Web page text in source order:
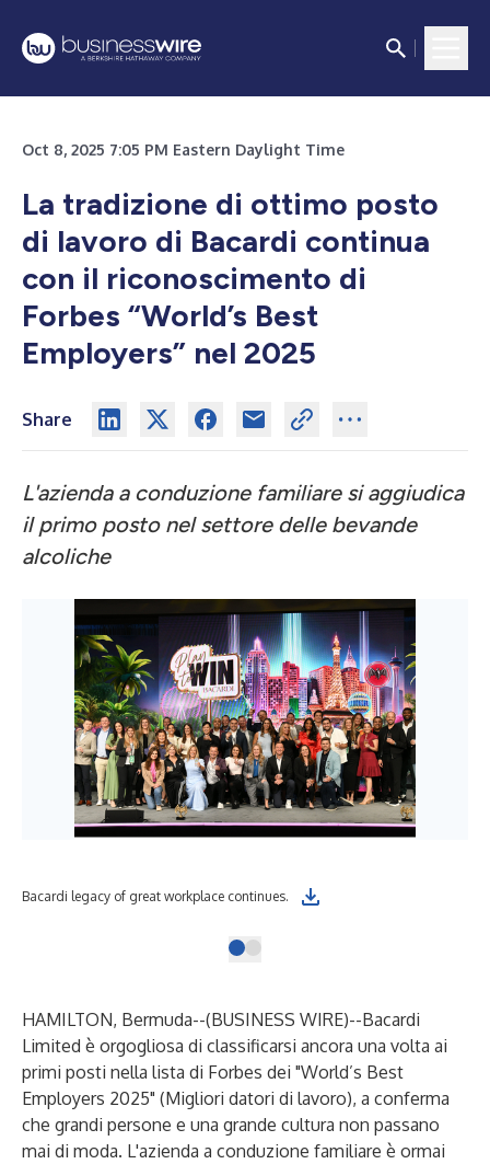
Oct 8, 2025 7:05 PM Eastern Daylight Time
La tradizione di ottimo posto
di lavoro di Bacardi continua
con il riconoscimento di
Forbes “World’s Best
Employers” nel 2025
Share
L'azienda a conduzione familiare si aggiudica
il primo posto nel settore delle bevande
alcoliche
Bacardi legacy of great workplace continues.
HAMILTON, Bermuda--(BUSINESS WIRE)--Bacardi
Limited è orgogliosa di classificarsi ancora una volta ai
primi posti nella lista di Forbes dei "World’s Best
Employers 2025" (Migliori datori di lavoro), a conferma
che grandi persone e una grande cultura non passano
mai di moda. L'azienda a conduzione familiare è ormai